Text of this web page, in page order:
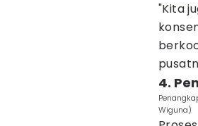
"Kita
4.
Wiguna)